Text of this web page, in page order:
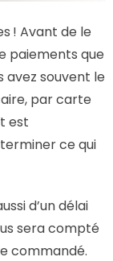
! Avant de le
paiements que
avez souvent le
par carte
est
ce qui
d’un délai
sera compté
commandé.